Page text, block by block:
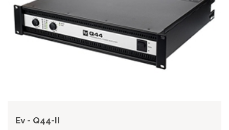
Ev - Q44-II